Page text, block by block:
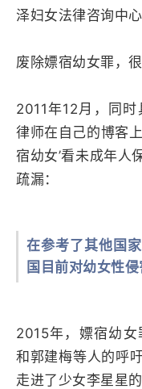
泽妇女法律咨询中
废除嫖宿幼女罪，
2011年12月，同
律师在自己的博客
宿幼女’看未成年人
疏漏：
在参考了其他国
国目前对幼女性
2015年，嫖宿幼
和郭建梅等人的呼
走进了少女李星星的